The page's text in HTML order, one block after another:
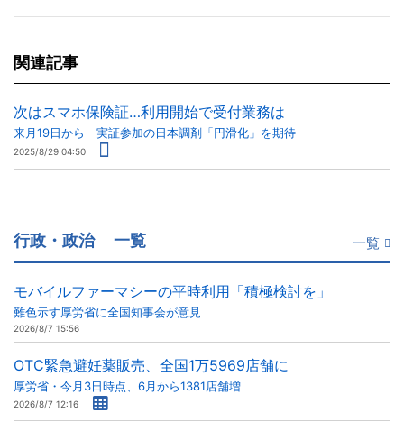
関連記事
次はスマホ保険証…利用開始で受付業務は
来月19日から 実証参加の日本調剤「円滑化」を期待
2025/8/29 04:50
行政・政治 一覧 一覧
モバイルファーマシーの平時利用「積極検討を」
難色示す厚労省に全国知事会が意見
2026/8/7 15:56
OTC緊急避妊薬販売、全国1万5969店舗に
厚労省・今月3日時点、6月から1381店舗増
2026/8/7 12:16